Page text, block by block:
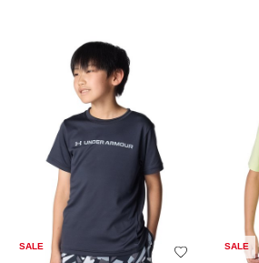
SALE SALE